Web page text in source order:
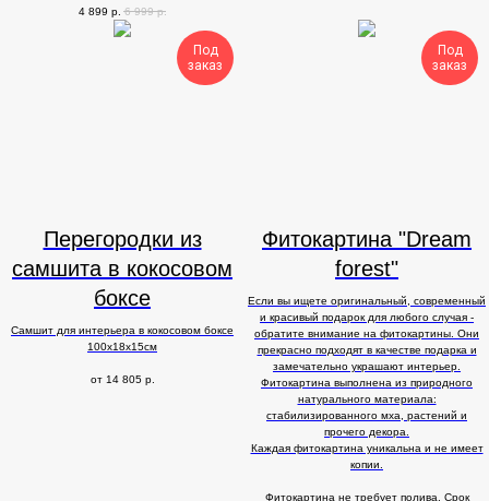
4 899 р. 6 999 р.
Под
заказ
Перегородки из
самшита в кокосовом
боксе
Самшит для интерьера в кокосовом боксе
100х18х15см
от 14 805 р.
Под
заказ
Фитокартина "Dream
forest"
Если вы ищете оригинальный, современный
и красивый подарок для любого случая -
обратите внимание на фитокартины. Они
прекрасно подходят в качестве подарка и
замечательно украшают интерьер.
Фитокартина выполнена из природного
натурального материала:
стабилизированного мха, растений и
прочего декора.
Каждая фитокартина уникальна и не имеет
копии.
Фитокартина не требует полива. Срок